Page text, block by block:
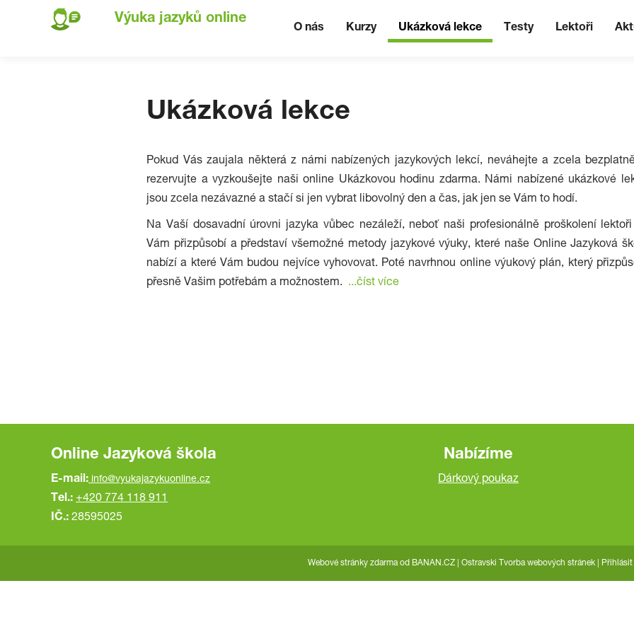
Výuka jazyků online
O nás Kurzy Ukázková lekce Testy Lektoři
Ukázková lekce
Pokud Vás zaujala některá z námi nabízených jazykových lekcí, neváhejte a zcela
rezervujte a vyzkoušejte naši online Ukázkovou hodinu zdarma. Námi nabízené ukázkové
jsou zcela nezávazné a stačí si jen vybrat libovolný den a čas, jak jen se Vám to hodí.
Na Vaší dosavadní úrovni jazyka vůbec nezáleží, neboť naši profesionálně proškolení
Vám přizpůsobí a představí všemožné metody jazykové výuky, které naše Online Jazyková
nabízí a které Vám budou nejvíce vyhovovat. Poté navrhnou online výukový plán, který
přesně Vašim potřebám a možnostem. ...číst více
Online Jazyková škola
E-mail: info@vyukajazykuonline.cz
Tel.: +420 774 118 911
IČ.: 28595025
Nabízíme
Dárkový poukaz
Webové stránky zdarmaod BANAN.CZ Ostravski Tvorba webových stránek Přihlásit